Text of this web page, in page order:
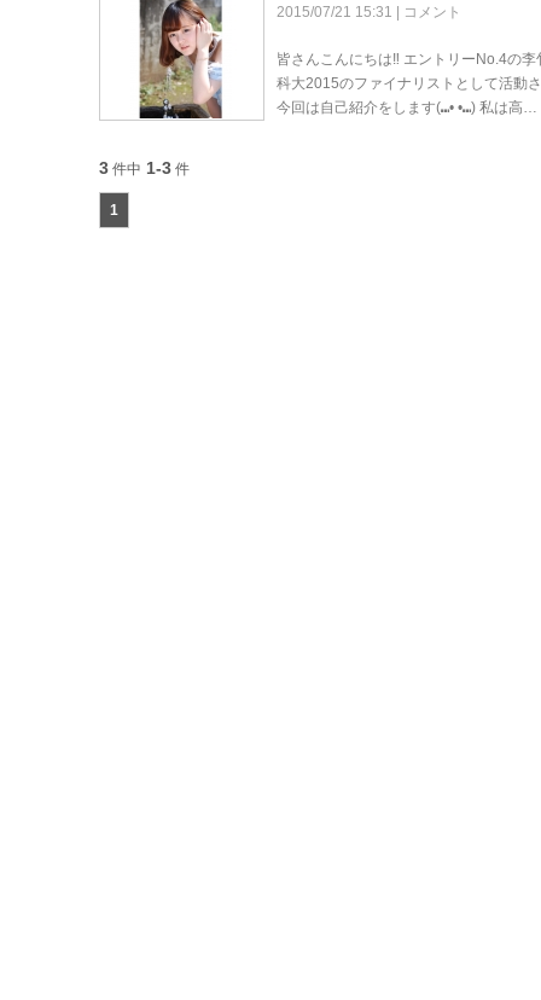
2015/07/21 15:31 | コメント
皆さんこんにちは‼︎ エントリーNo.4の
科大2015のファイナリストとして活動
今回は自己紹介をします(⑉• •⑉) 私は高…
3 件中 1-3 件
1